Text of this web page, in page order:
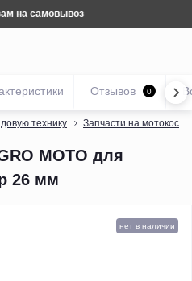
доставка
технику Запчасти на мотокосы
MOTO для
26 мм
Отзывов 0
нет в наличии